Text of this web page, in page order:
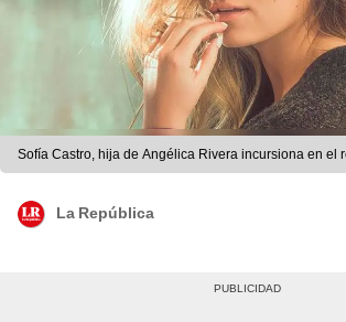
Sofía Castro, hija de Angélica Rivera incursiona en el
La República